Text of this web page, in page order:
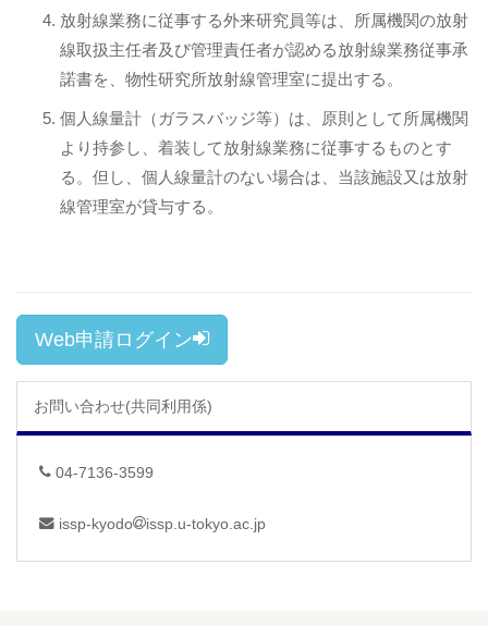
放射線業務に従事する外来研究員等は、所属機関の放射
線取扱主任者及び管理責任者が認める放射線業務従事承
諾書を、物性研究所放射線管理室に提出する。
個人線量計（ガラスバッジ等）は、原則として所属機関
より持参し、着装して放射線業務に従事するものとす
る。但し、個人線量計のない場合は、当該施設又は放射
線管理室が貸与する。
Web申請ログイン
お問い合わせ(共同利用係)
04-7136-3599
issp-kyodo issp.u-tokyo.ac.jp